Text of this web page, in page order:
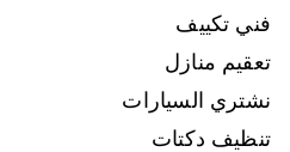
فني تكييف
تعقيم منازل
نشتري السيارات
تنظيف دكتات